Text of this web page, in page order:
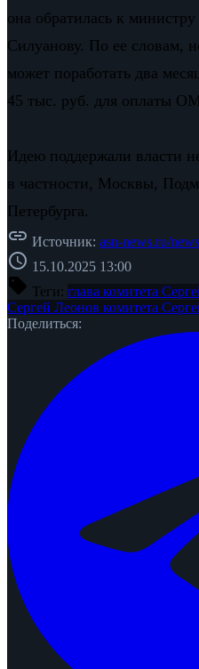
она обратилась к
Силуанову. По ее словам,
может поработать два
45 тыс. руб. для оплаты
Идею поддержали власти
в частности, Москвы,
Петербурга.
link Источник: asn-news.ru/
schedule 15.10.2025 13:00
sell Теги: глава комитета
Сергей Леонов комитета
Поделиться: